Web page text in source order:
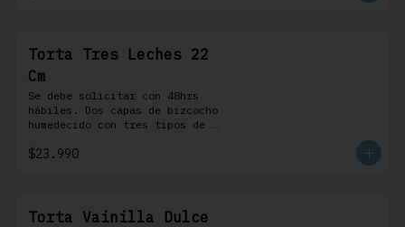
Torta Tres Leches 22
Cm
Se debe solicitar con 48hrs
hábiles. Dos capas de bizcocho
humedecido con tres tipos de
pastelera, cubierta con
$23.990
Torta Vainilla Dulce